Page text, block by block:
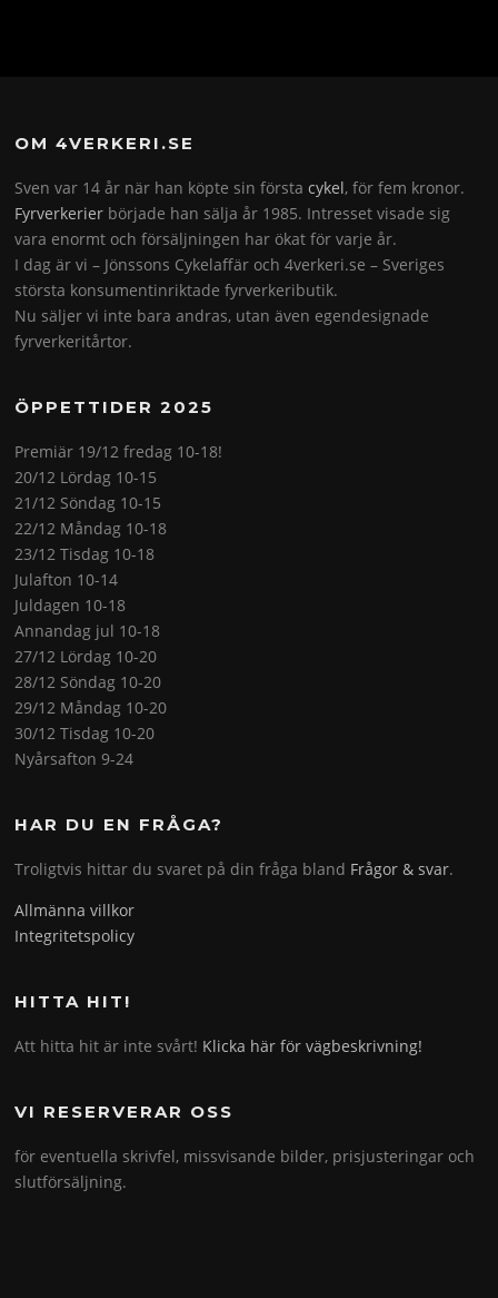
OM 4VERKERI.SE
Sven var 14 år när han köpte sin förstacykel, för fem kronor.
Fyrverkerier började han sälja år 1985. Intresset visade sig
vara enormt och försäljningen har ökat för varje år.
I dag är vi – Jönssons Cykelaffär och 4verkeri.se – Sveriges
största konsumentinriktade fyrverkeributik.
Nu säljer vi inte bara andras, utan även egendesignade
fyrverkeritårtor.
ÖPPETTIDER 2025
Premiär 19/12 fredag 10-18!
20/12 Lördag 10-15
21/12 Söndag 10-15
22/12 Måndag 10-18
23/12 Tisdag 10-18
Julafton 10-14
Juldagen 10-18
Annandag jul 10-18
27/12 Lördag 10-20
28/12 Söndag 10-20
29/12 Måndag 10-20
30/12 Tisdag 10-20
Nyårsafton 9-24
HAR DU EN FRÅGA?
Troligtvis hittar du svaret på din fråga bland Frågor & svar.
Allmänna villkor
Integritetspolicy
HITTA HIT!
Att hitta hit är inte svårt! Klicka här för vägbeskrivning!
VI RESERVERAR OSS
för eventuella skrivfel, missvisande bilder, prisjusteringar och
slutförsäljning.